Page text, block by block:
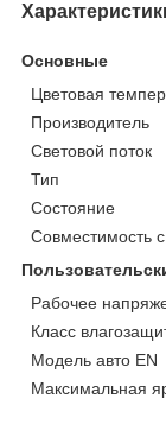
Основные
Цветовая
Производитель
Световой поток
Тип
Состояние
Совместимость
Рабочее
Класс
Модель авто EN
Максимальная